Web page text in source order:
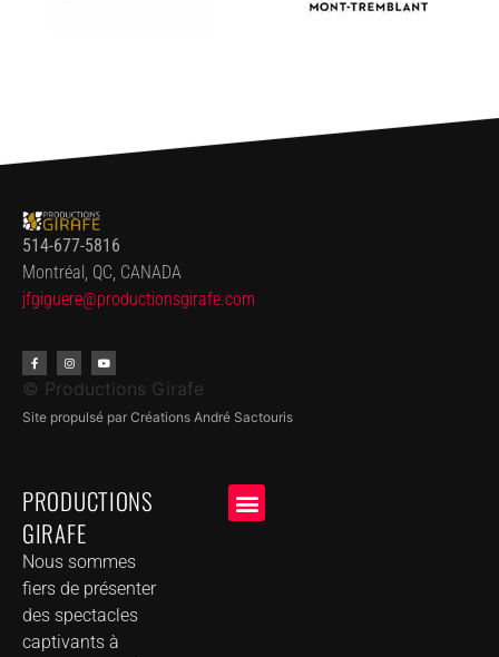
514-677-5816
Montréal, QC, CANADA
jfgiguere@productionsgirafe.com
© Productions Girafe
Site propulsé par Créations André Sactouris
PRODUCTIONS
GIRAFE
Nous sommes
fiers de présenter
des spectacles
captivants à